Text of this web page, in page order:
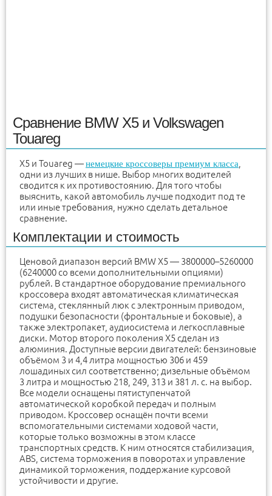
Сравнение BMW X5 и Volkswagen
Touareg
X5 и Touareg —немецкие кроссоверы премиум класса
одни из лучших в нише. Выбор многих водителей
сводится к их противостоянию. Для того чтобы
выяснить, какой автомобиль лучше подходит под те
или иные требования, нужно сделать детальное
сравнение.
Комплектации и стоимость
Ценовой диапазон версий BMW X5 — 3800000–5260000
(6240000 со всеми дополнительными опциями)
рублей. В стандартное оборудование премиального
кроссовера входят автоматическая климатическая
система, стеклянный люк с электронным приводом,
подушки безопасности (фронтальные и боковые), а
также электропакет, аудиосистема и легкосплавные
диски. Мотор второго поколения X5 сделан из
алюминия. Доступные версии двигателей: бензиновые
объёмом 3 и 4,4 литра мощностью 306 и 459
лошадиных сил соответственно; дизельные объёмом
3 литра и мощностью 218, 249, 313 и 381 л. с. на выбор.
Все модели оснащены пятиступенчатой
автоматической коробкой передач и полным
приводом. Кроссовер оснащён почти всеми
вспомогательными системами ходовой части,
которые только возможны в этом классе
транспортных средств. К ним относятся стабилизация,
ABS, система торможения в поворотах и управление
динамикой торможения, поддержание курсовой
устойчивости и другие.